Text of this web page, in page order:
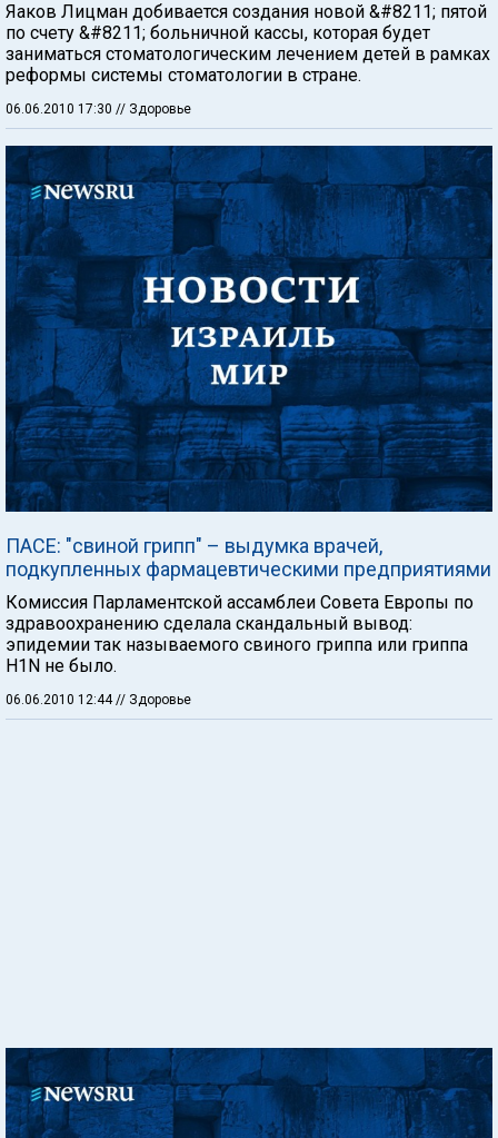
Яаков Лицман добивается создания новой &#8211; пятой
по счету &#8211; больничной кассы, которая будет
заниматься стоматологическим лечением детей в рамках
реформы системы стоматологии в стране.
06.06.2010 17:30 // Здоровье
ПАСЕ: "свиной грипп" – выдумка врачей,
подкупленных фармацевтическими предприятиями
Комиссия Парламентской ассамблеи Совета Европы по
здравоохранению сделала скандальный вывод:
эпидемии так называемого свиного гриппа или гриппа
H1N не было.
06.06.2010 12:44 // Здоровье